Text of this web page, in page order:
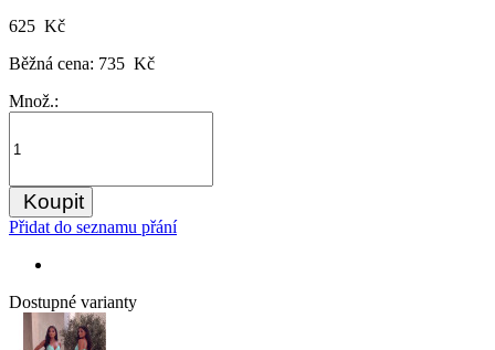
625 Kč
Běžná cena: 735 Kč
Množ.:
Koupit
Přidat do seznamu přání
Dostupné varianty